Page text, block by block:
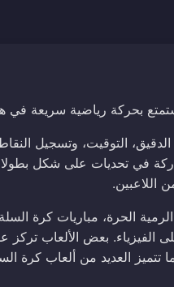
بحركة رياضية سريعة في
التوقيت، وتسجيل
في تحديات على شكل
اللاعبين.
الحرة، مباريات كرة
الفيزياء. بعض الألعاب تركز
تتميز العديد من ألعاب كرة